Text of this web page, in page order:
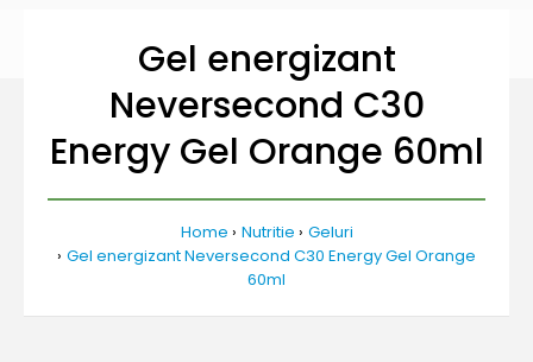
Gel energizant
Neversecond C30
Energy Gel Orange 60ml
Home Nutritie
Geluri
Gel energizant Neversecond C30 Energy Gel Orange
60ml